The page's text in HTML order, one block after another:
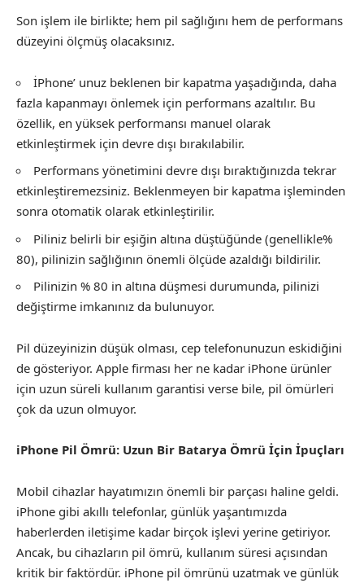
Son işlem ile birlikte; hem pil sağlığını hem de performans
düzeyini ölçmüş olacaksınız.
İPhone’ unuz beklenen bir kapatma yaşadığında, daha
fazla kapanmayı önlemek için performans azaltılır. Bu
özellik, en yüksek performansı manuel olarak
etkinleştirmek için devre dışı bırakılabilir.
Performans yönetimini devre dışı bıraktığınızda tekrar
etkinleştiremezsiniz. Beklenmeyen bir kapatma işleminden
sonra otomatik olarak etkinleştirilir.
Piliniz belirli bir eşiğin altına düştüğünde (genellikle%
80), pilinizin sağlığının önemli ölçüde azaldığı bildirilir.
Pilinizin % 80 in altına düşmesi durumunda, pilinizi
değiştirme imkanınız da bulunuyor.
Pil düzeyinizin düşük olması, cep telefonunuzun eskidiğini
de gösteriyor. Apple firması her ne kadar iPhone ürünler
için uzun süreli kullanım garantisi verse bile, pil ömürleri
çok da uzun olmuyor.
iPhone Pil Ömrü: Uzun Bir Batarya Ömrü İçin İpuçları
Mobil cihazlar hayatımızın önemli bir parçası haline geldi.
iPhone gibi akıllı telefonlar, günlük yaşantımızda
haberlerden iletişime kadar birçok işlevi yerine getiriyor.
Ancak, bu cihazların pil ömrü, kullanım süresi açısından
kritik bir faktördür. iPhone pil ömrünü uzatmak ve günlük